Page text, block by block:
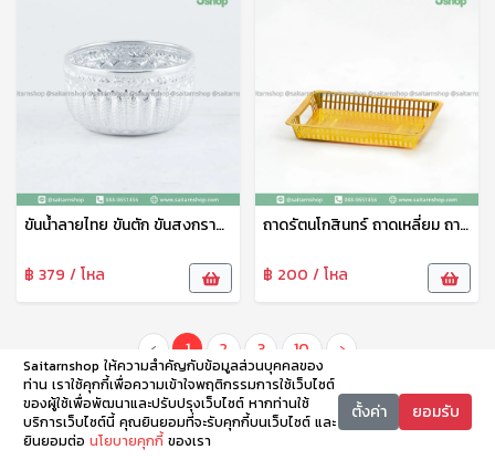
ขันน้ำลายไทย ขันตัก ขันสงกรานต์ ขันสรงน้ำ ขั้นน้ำอลูมิเนียมลายไทย สีเงิน 12 ซม. ดอกไม้
฿ 379 / โหล
ถาดรัตนโกสินทร์ ถาดเหลี่ยม ถาดพลาสติก ถาดพวายพระ ถาดรอง 30 ซม. TCP
฿ 200 / โหล
‹ 1 2 3 10 ›
Saitarnshop ให้ความสำคัญกับข้อมูลส่วนบุคคลของ
ท่าน เราใช้คุกกี้เพื่อความเข้าใจพฤติกรรมการใช้เว็บไซต์
ของผู้ใช้เพื่อพัฒนาและปรับปรุงเว็บไซต์ หากท่านใช้
บริการเว็บไซต์นี้ คุณยินยอมที่จะรับคุกกี้บนเว็บไซต์ และ
ยินยอมต่อ นโยบายคุกกี้ ของเรา
ตั้งค่า ยอมรับ